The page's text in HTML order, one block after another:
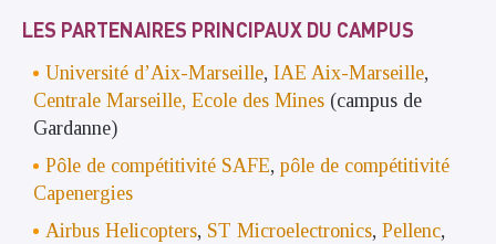
LES PARTENAIRES PRINCIPAUX DU CAMPUS
Université d’Aix-Marseille, IAE Aix-Marseille,
Centrale Marseille, Ecole des Mines (campus de
Gardanne)
Pôle de compétitivité SAFE, pôle de compétitivité
Capenergies
Airbus Helicopters, ST Microelectronics, Pellenc,